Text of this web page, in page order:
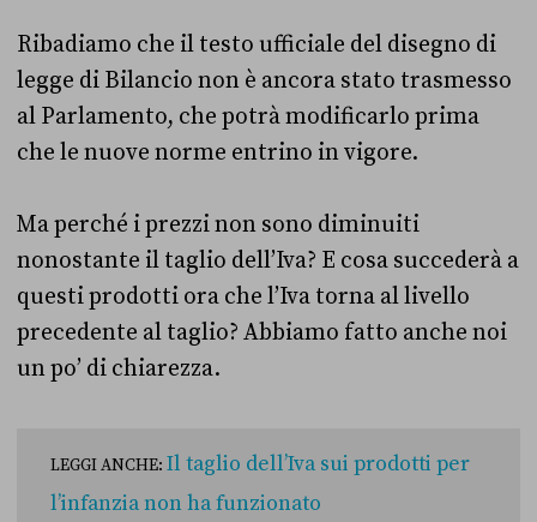
Ribadiamo che il testo ufficiale del disegno di
legge di Bilancio non è ancora stato trasmesso
al Parlamento, che potrà modificarlo prima
che le nuove norme entrino in vigore.
Ma perché i prezzi non sono diminuiti
nonostante il taglio dell’Iva? E cosa succederà a
questi prodotti ora che l’Iva torna al livello
precedente al taglio? Abbiamo fatto anche noi
un po’ di chiarezza.
LEGGI ANCHE: Il taglio dell’Iva sui prodotti per
l’infanzia non ha funzionato